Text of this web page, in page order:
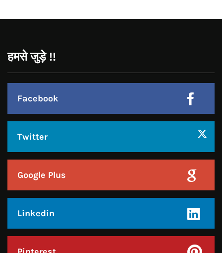
Linkedin
Pinterest
Instagram